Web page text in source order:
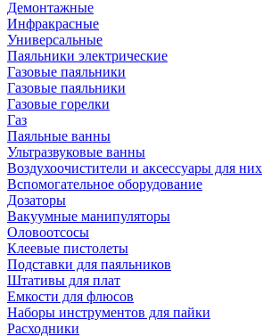
Демонтажные
Инфракрасные
Универсальные
Паяльники электрические
Газовые паяльники
Газовые паяльники
Газовые горелки
Газ
Паяльные ванны
Ультразвуковые ванны
Воздухоочистители и аксессуары для них
Вспомогательное оборудование
Дозаторы
Вакуумные манипуляторы
Оловоотсосы
Клеевые пистолеты
Подставки для паяльников
Штативы для плат
Емкости для флюсов
Наборы инструментов для пайки
Расходники